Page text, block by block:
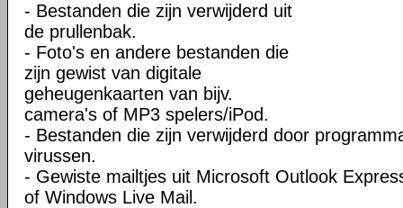
- Bestanden die zijn verwijderd uit
de prullenbak.
- Foto's en andere bestanden die
zijn gewist van digitale
geheugenkaarten van bijv.
camera's of MP3 spelers/iPod.
- Bestanden die zijn verwijderd door
virussen.
- Gewiste mailtjes uit Microsoft Outlook
of Windows Live Mail.